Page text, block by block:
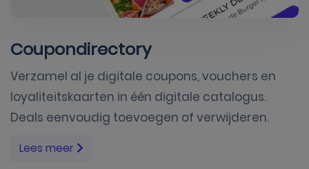
Coupondirectory
Verzamel al je digitale coupons, vouchers en
loyaliteitskaarten in één digitale catalogus.
Deals eenvoudig toevoegen of verwijderen.
Lees meer